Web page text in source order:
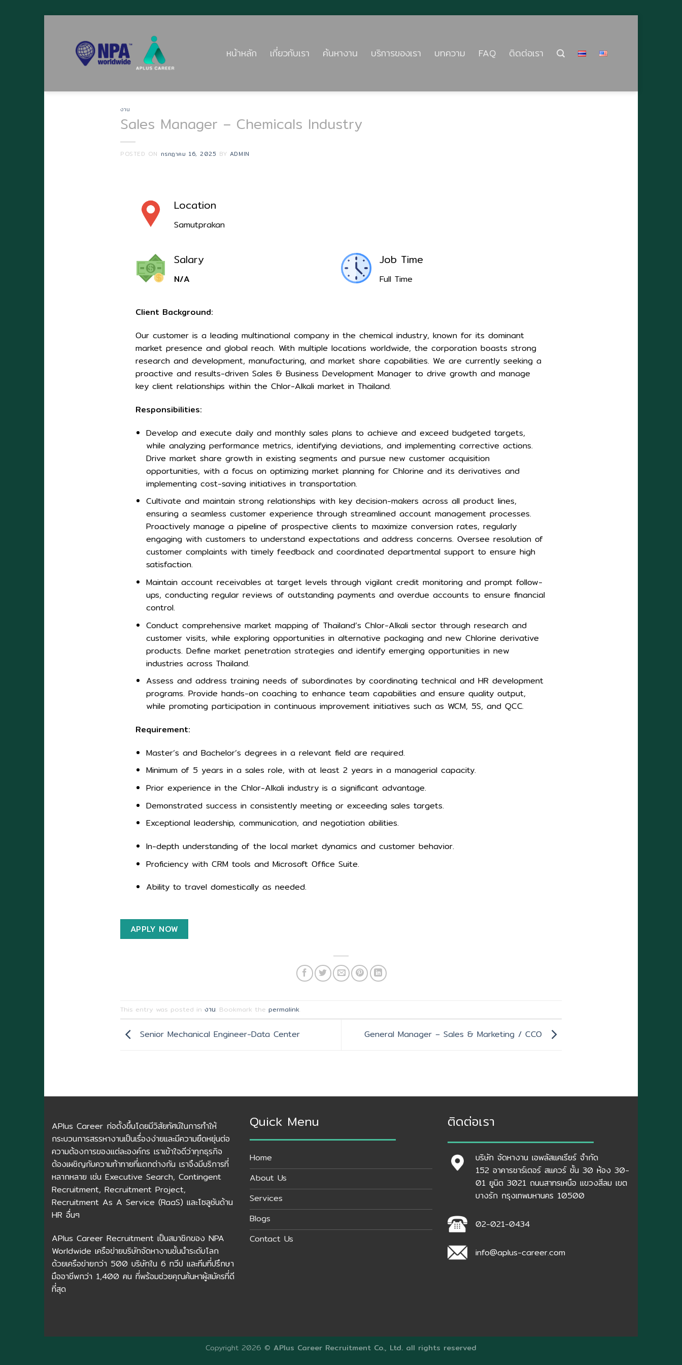
หน้าหลัก เกี่ยวกับเรา ค้นหางาน บริการของเรา บทความ FAQ ติดต่อเรา
งาน
Sales Manager – Chemicals Industry
POSTED ON กรกฎาคม 16, 2025 BY ADMIN
Location
Samutprakan
Salary
N/A
Job Time
Full Time
Client Background:
Our customer is a leading multinational company in the chemical industry, known for its dominant
market presence and global reach. With multiple locations worldwide, the corporation boasts strong
research and development, manufacturing, and market share capabilities. We are currently seeking a
proactive and results-driven Sales & Business Development Manager to drive growth and manage
key client relationships within the Chlor-Alkali market in Thailand.
Responsibilities:
Develop and execute daily and monthly sales plans to achieve and exceed budgeted targets,
while analyzing performance metrics, identifying deviations, and implementing corrective actions.
Drive market share growth in existing segments and pursue new customer acquisition
opportunities, with a focus on optimizing market planning for Chlorine and its derivatives and
implementing cost-saving initiatives in transportation.
Cultivate and maintain strong relationships with key decision-makers across all product lines,
ensuring a seamless customer experience through streamlined account management processes.
Proactively manage a pipeline of prospective clients to maximize conversion rates, regularly
engaging with customers to understand expectations and address concerns. Oversee resolution of
customer complaints with timely feedback and coordinated departmental support to ensure high
satisfaction.
Maintain account receivables at target levels through vigilant credit monitoring and prompt follow-
ups, conducting regular reviews of outstanding payments and overdue accounts to ensure financial
control.
Conduct comprehensive market mapping of Thailand’s Chlor-Alkali sector through research and
customer visits, while exploring opportunities in alternative packaging and new Chlorine derivative
products. Define market penetration strategies and identify emerging opportunities in new
industries across Thailand.
Assess and address training needs of subordinates by coordinating technical and HR development
programs. Provide hands-on coaching to enhance team capabilities and ensure quality output,
while promoting participation in continuous improvement initiatives such as WCM, 5S, and QCC.
Requirement:
Master’s and Bachelor’s degrees in a relevant field are required.
Minimum of 5 years in a sales role, with at least 2 years in a managerial capacity.
Prior experience in the Chlor-Alkali industry is a significant advantage.
Demonstrated success in consistently meeting or exceeding sales targets.
Exceptional leadership, communication, and negotiation abilities.
In-depth understanding of the local market dynamics and customer behavior.
Proficiency with CRM tools and Microsoft Office Suite.
Ability to travel domestically as needed.
APPLY NOW
This entry was posted in งาน. Bookmark the permalink.
Senior Mechanical Engineer-Data Center General Manager – Sales & Marketing / CCO
APlus Career ก่อตั้งขึ้นโดยมีวิสัยทัศน์ในการทำให้
กระบวนการสรรหางานเป็นเรื่องง่ายและมีความยืดหยุ่นต่อ
ความต้องการของแต่ละองค์กร เราเข้าใจดีว่าทุกธุรกิจ
ต้องเผชิญกับความท้าทายที่แตกต่างกัน เราจึงมีบริการที่
หลากหลาย เช่น Executive Search, Contingent
Recruitment, Recruitment Project,
Recruitment As A Service (RaaS) และโซลูชันด้าน
HR อื่นๆ
APlus Career Recruitment เป็นสมาชิกของ NPA
Worldwide เครือข่ายบริษัทจัดหางานชั้นนำระดับโลก
ด้วยเครือข่ายกว่า 500 บริษัทใน 6 ทวีป และทีมที่ปรึกษา
มืออาชีพกว่า 1,400 คน ที่พร้อมช่วยคุณค้นหาผู้สมัครที่ดี
ที่สุด
Quick Menu
Home
About Us
Services
Blogs
Contact Us
ติดต่อเรา
บริษัท จัดหางาน เอพลัสแคเรียร์ จำกัด
152 อาคารชาร์เตอร์ สแควร์ ชั้น 30 ห้อง 30-
01 ยูนิต 3021 ถนนสาทรเหนือ แขวงสีลม เขต
บางรัก กรุงเทพมหานคร 10500
02-021-0434
info@aplus-career.com
Copyright 2026 © APlus Career Recruitment Co., Ltd. all rights reserved